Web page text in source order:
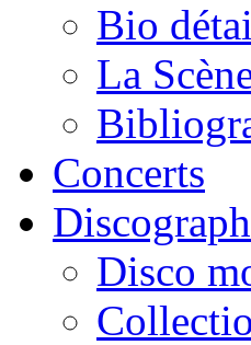
Bio
La
Concerts
Disco